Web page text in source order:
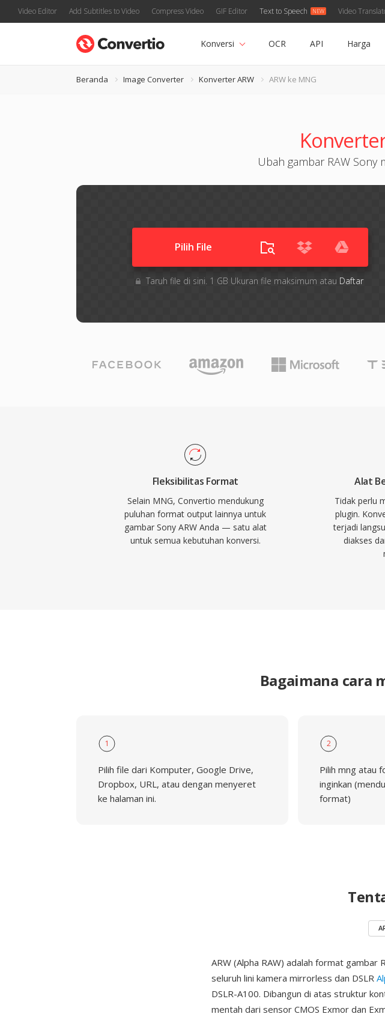
Video Editor Add Subtitles to Video Compress Video GIF Editor Text to Speech Video
Konversi OCR API Harga
Beranda Image Converter Konverter ARW ARW ke MNG
Ubah gambar RAW
Pilih File
Taruh file di sini. 1 GB Ukuran file maksimum atau Daftar
Fleksibilitas Format
Selain MNG, Convertio mendukung
puluhan format output lainnya untuk
gambar Sony ARW Anda — satu alat
untuk semua kebutuhan konversi.
Alat
Tidak perlu
plugin.
terjadi
diakses
Bagaimana cara
1
Pilih file dari Komputer, Google Drive,
Dropbox, URL, atau dengan menyeret
ke halaman ini.
2
Pilih mng atau
inginkan
format)
ARW (Alpha RAW) adalah format gambar
seluruh lini kamera mirrorless dan DSLR
DSLR-A100. Dibangun di atas struktur
mentah dari sensor CMOS Exmor dan